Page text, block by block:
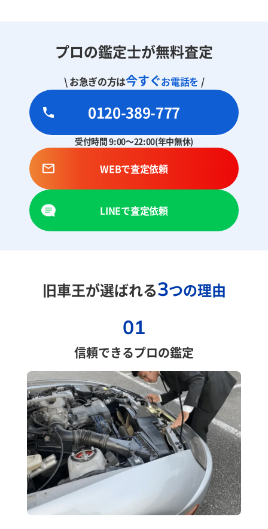
プロの鑑定士が無料査定
\ お急ぎの方は今すぐお電話を /
0120-389-777
受付時間 9:00～22:00(年中無休)
WEBで査定依頼
LINEで査定依頼
旧車王が選ばれる3つの理由
01
信頼できるプロの鑑定